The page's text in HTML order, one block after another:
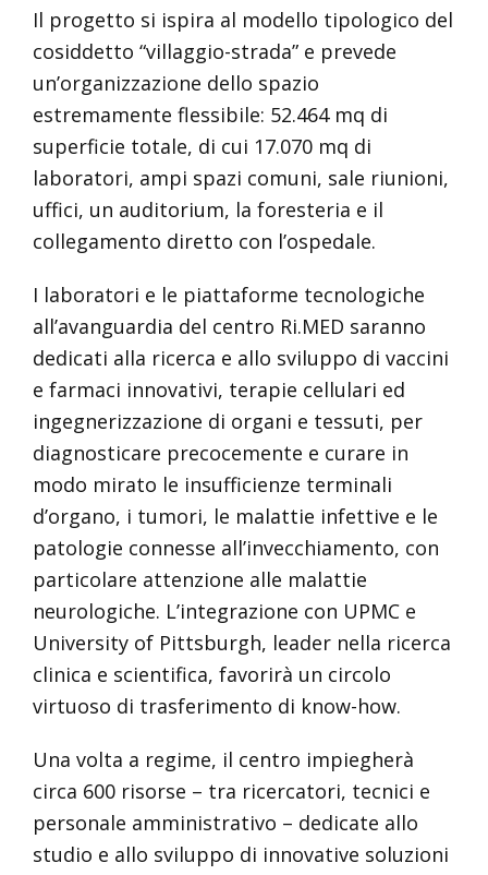
Il progetto si ispira al modello tipologico del
cosiddetto “villaggio-strada” e prevede
un’organizzazione dello spazio
estremamente flessibile: 52.464 mq di
superficie totale, di cui 17.070 mq di
laboratori, ampi spazi comuni, sale riunioni,
uffici, un auditorium, la foresteria e il
collegamento diretto con l’ospedale.
I laboratori e le piattaforme tecnologiche
all’avanguardia del centro Ri.MED saranno
dedicati alla ricerca e allo sviluppo di vaccini
e farmaci innovativi, terapie cellulari ed
ingegnerizzazione di organi e tessuti, per
diagnosticare precocemente e curare in
modo mirato le insufficienze terminali
d’organo, i tumori, le malattie infettive e le
patologie connesse all’invecchiamento, con
particolare attenzione alle malattie
neurologiche. L’integrazione con UPMC e
University of Pittsburgh, leader nella ricerca
clinica e scientifica, favorirà un circolo
virtuoso di trasferimento di know-how.
Una volta a regime, il centro impiegherà
circa 600 risorse – tra ricercatori, tecnici e
personale amministrativo – dedicate allo
studio e allo sviluppo di innovative soluzioni